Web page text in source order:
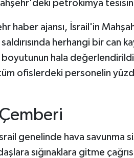
petrokimya
haber ajansı, İsrail'in
herhangi bir can
boyutunun hala
ofislerdeki personelin
genelinde hava savunma
sığınaklara gitme